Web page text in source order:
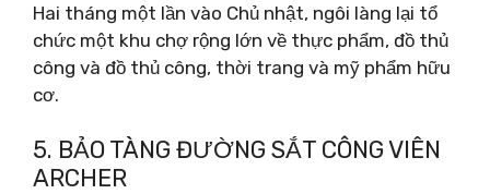
Hai tháng một lần vào Chủ nhật, ngôi làng lại tổ
chức một khu chợ rộng lớn về thực phẩm, đồ thủ
công và đồ thủ công, thời trang và mỹ phẩm hữu
cơ.
5. BẢO TÀNG ĐƯỜNG SẮT CÔNG VIÊN
ARCHER